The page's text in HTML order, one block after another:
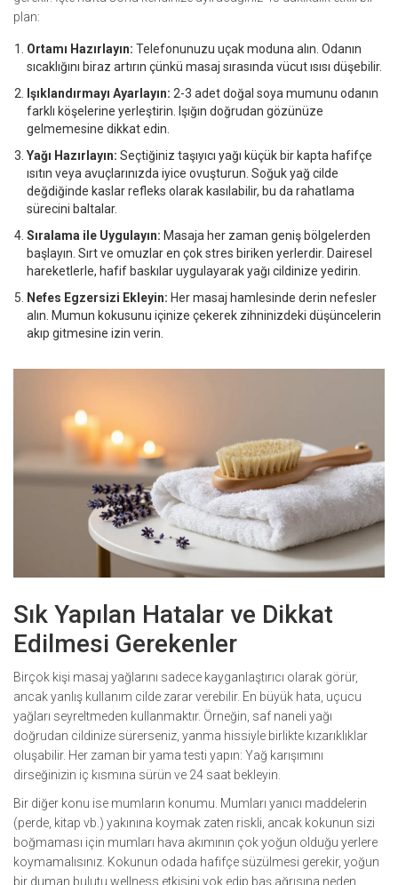
plan:
Ortamı Hazırlayın: Telefonunuzu uçak moduna alın. Odanın
sıcaklığını biraz artırın çünkü masaj sırasında vücut ısısı düşebilir.
Işıklandırmayı Ayarlayın: 2-3 adet doğal soya mumunu odanın
farklı köşelerine yerleştirin. Işığın doğrudan gözünüze
gelmemesine dikkat edin.
Yağı Hazırlayın: Seçtiğiniz taşıyıcı yağı küçük bir kapta hafifçe
ısıtın veya avuçlarınızda iyice ovuşturun. Soğuk yağ cilde
değdiğinde kaslar refleks olarak kasılabilir, bu da rahatlama
sürecini baltalar.
Sıralama ile Uygulayın: Masaja her zaman geniş bölgelerden
başlayın. Sırt ve omuzlar en çok stres biriken yerlerdir. Dairesel
hareketlerle, hafif baskılar uygulayarak yağı cildinize yedirin.
Nefes Egzersizi Ekleyin: Her masaj hamlesinde derin nefesler
alın. Mumun kokusunu içinize çekerek zihninizdeki düşüncelerin
akıp gitmesine izin verin.
Sık Yapılan Hatalar ve Dikkat
Edilmesi Gerekenler
Birçok kişi masaj yağlarını sadece kayganlaştırıcı olarak görür,
ancak yanlış kullanım cilde zarar verebilir. En büyük hata, uçucu
yağları seyreltmeden kullanmaktır. Örneğin, saf naneli yağı
doğrudan cildinize sürerseniz, yanma hissiyle birlikte kızarıklıklar
oluşabilir. Her zaman bir yama testi yapın: Yağ karışımını
dirseğinizin iç kısmına sürün ve 24 saat bekleyin.
Bir diğer konu ise mumların konumu. Mumları yanıcı maddelerin
(perde, kitap vb.) yakınına koymak zaten riskli, ancak kokunun sizi
boğmaması için mumları hava akımının çok yoğun olduğu yerlere
koymamalısınız. Kokunun odada hafifçe süzülmesi gerekir, yoğun
bir duman bulutu wellness etkisini yok edip baş ağrısına neden